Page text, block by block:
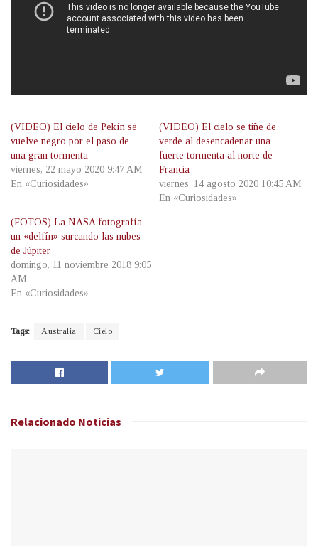
(VIDEO) El cielo de Pekín se
vuelve negro por el paso de
una gran tormenta
viernes, 22 mayo 2020 9:47 AM
En «Curiosidades»
(VIDEO) El cielo se tiñe de
verde al desencadenar una
fuerte tormenta al norte de
Francia
viernes, 14 agosto 2020 10:45 AM
En «Curiosidades»
(FOTOS) La NASA fotografía
un «delfín» surcando las nubes
de Júpiter
domingo, 11 noviembre 2018 9:05
AM
En «Curiosidades»
Tags: Australia Cielo
Relacionado Noticias